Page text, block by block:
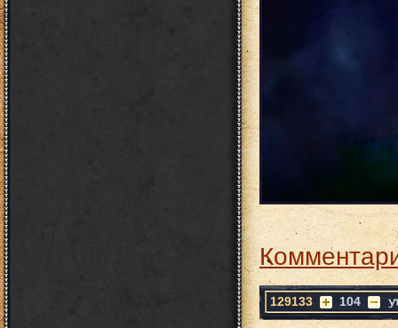
129133 104